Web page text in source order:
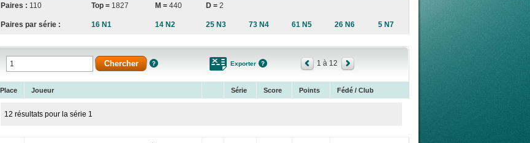
Paires : 110 Top = 1827 M = 440 D = 2
Paires par série : 16 N1 14 N2 25 N3 73 N4 61 N5 26 N6 5 N7
Exporter 1 à 12
Place Joueur Série Score Points Fédé / Club
12 résultats pour la série 1